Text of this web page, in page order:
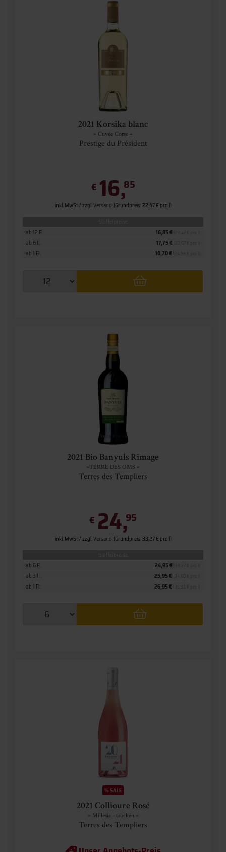
2021 Korsika blanc
» Cuvée Corse «
Prestige du Président
€ 16,85
inkl. MwSt. / zzgl.Versand (Grundpreis: 22,47 € pro l)
ab 1 Fl. 18,70 €
ab 6 Fl. 17,75 €
ab 12 Fl. 16,85 €
2021 Bio Banyuls Rimage
»TERRE DES OMS «
Terres des Templiers
€ 24,95
inkl. MwSt. / zzgl.Versand (Grundpreis: 33,27 € pro l)
ab 1 Fl. 26,95 €
ab 3 Fl. 25,95 €
ab 6 Fl. 24,95 €
2021 Collioure Rosé
» Millesia - trocken «
Terres des Templiers